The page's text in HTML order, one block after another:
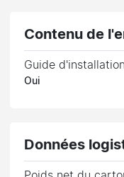
Contenu de
Guide
Oui
Données